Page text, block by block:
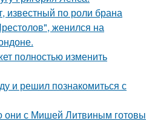
известный по роли брана
женился на
полностью изменить
и решил познакомиться с
они с Мишей Литвиным готовы